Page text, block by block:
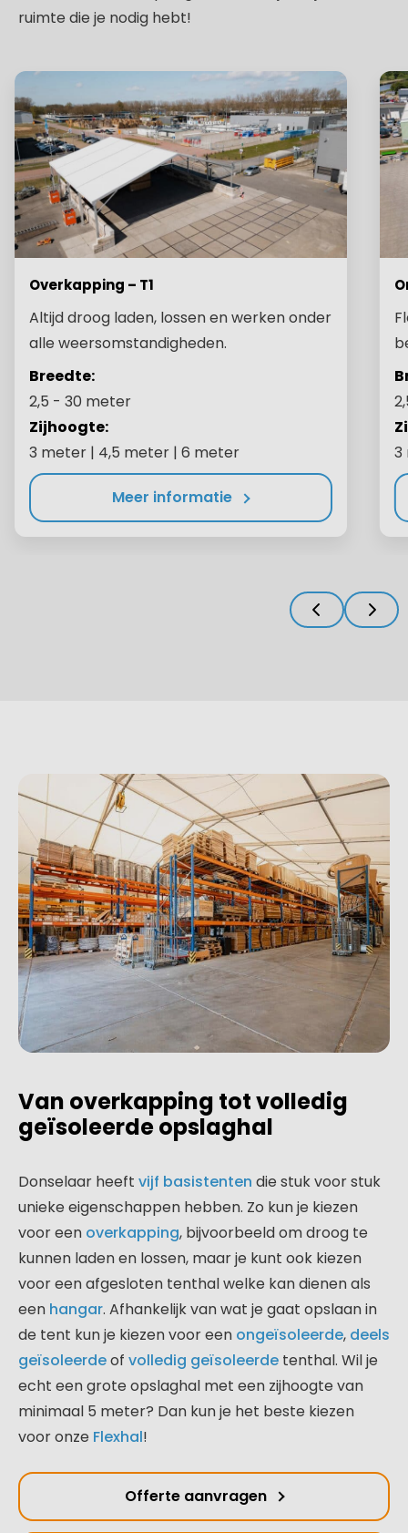
ruimte die je nodig hebt!
Overkapping – T1
Altijd droog laden, lossen en werken onder
alle weersomstandigheden.
Breedte:
2,5 - 30 meter
Zijhoogte:
3 meter | 4,5 meter | 6 meter
Meer informatie
3
Van overkapping tot volledig
geïsoleerde opslaghal
Donselaar heeft vijf basistenten die stuk voor stuk
unieke eigenschappen hebben. Zo kun je kiezen
voor een overkapping, bijvoorbeeld om droog te
kunnen laden en lossen, maar je kunt ook kiezen
voor een afgesloten tenthal welke kan dienen als
een hangar. Afhankelijk van wat je gaat opslaan in
de tent kun je kiezen voor een ongeïsoleerde, deels
geïsoleerdeof volledig geïsoleerde tenthal. Wil je
echt een grote opslaghal met een zijhoogte van
minimaal 5 meter? Dan kun je het beste kiezen
voor onze Flexhal!
Offerte aanvragen